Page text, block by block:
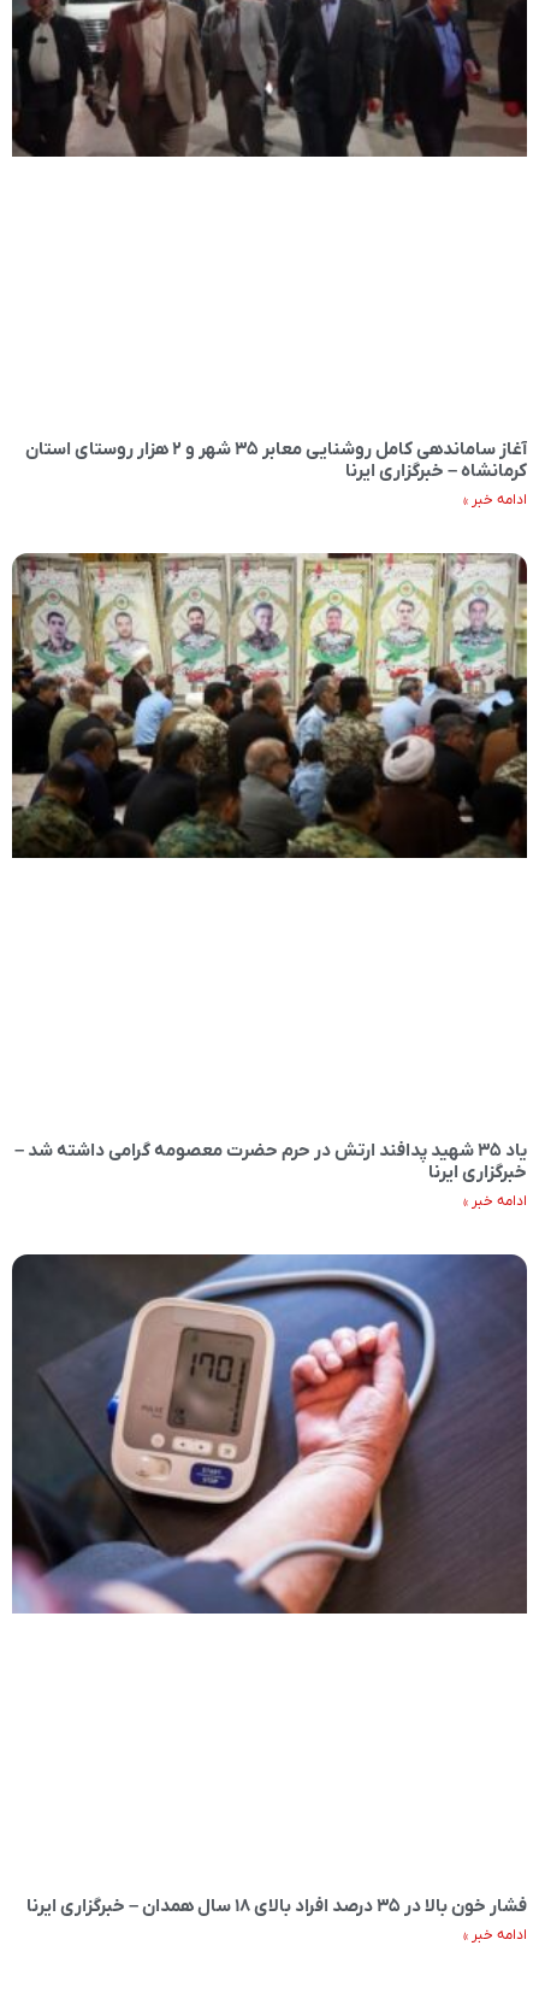
آغاز ساماندهی کامل روشنایی معابر ۳۵ شهر و ۲ هزار روستای استان
کرمانشاه – خبرگزاری ایرنا
ادامه خبر »
یاد ۳۵ شهید پدافند ارتش در حرم حضرت معصومه گرامی‌ داشته شد –
خبرگزاری ایرنا
ادامه خبر »
فشار خون بالا در ۳۵ درصد افراد بالای ۱۸ سال همدان – خبرگزاری ایرنا
ادامه خبر »